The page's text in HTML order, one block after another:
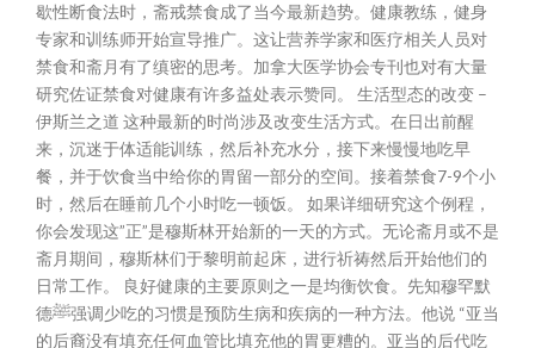
歇性断食法时，斋戒禁食成了当今最新趋势。健康教练，健身
专家和训练师开始宣导推广。这让营养学家和医疗相关人员对
禁食和斋月有了缜密的思考。加拿大医学协会专刊也对有大量
研究佐证禁食对健康有许多益处表示赞同。 生活型态的改变 –
伊斯兰之道 这种最新的时尚涉及改变生活方式。在日出前醒
来，沉迷于体适能训练，然后补充水分，接下来慢慢地吃早
餐，并于饮食当中给你的胃留一部分的空间。接着禁食7-9个小
时，然后在睡前几个小时吃一顿饭。 如果详细研究这个例程，
你会发现这”正”是穆斯林开始新的一天的方式。无论斋月或不是
斋月期间，穆斯林们于黎明前起床，进行祈祷然后开始他们的
日常工作。 良好健康的主要原则之一是均衡饮食。先知穆罕默
德ﷺ强调少吃的习惯是预防生病和疾病的一种方法。他说 “亚当
的后裔没有填充任何血管比填充他的胃更糟的。亚当的后代吃